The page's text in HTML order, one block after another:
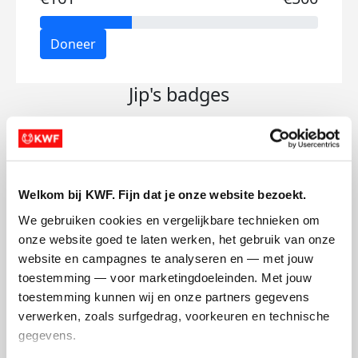
Welkom bij KWF. Fijn dat je onze website bezoekt.
We gebruiken cookies en vergelijkbare technieken om
onze website goed te laten werken, het gebruik van onze
website en campagnes te analyseren en — met jouw
toestemming — voor marketingdoeleinden. Met jouw
toestemming kunnen wij en onze partners gegevens
verwerken, zoals surfgedrag, voorkeuren en technische
gegevens.
Doneer
Jip's badges